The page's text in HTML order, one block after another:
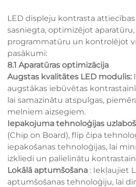
LED displeju kontrasta
sasniegta, optimizējot
programmatūru un kontrolējot
pasākumi:
8.1 Aparatūras optimizācija
Augstas kvalitātes LED modulis:
augstākas iebūvētas
lai samazinātu atspulgas,
melniem aizsegiem.
Iepakojuma tehnoloģijas
(Chip on Board), flip čipa
iepakošanas tehnoloģijas, lai
izkliedi un palielinātu
Lokālā aptumšošana : Iekļaujiet
aptumšošanas tehnoloģiju, lai